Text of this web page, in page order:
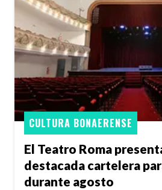
El Teatro Roma
destacada cartelera
durante agosto
CULTURA BONAERENSE